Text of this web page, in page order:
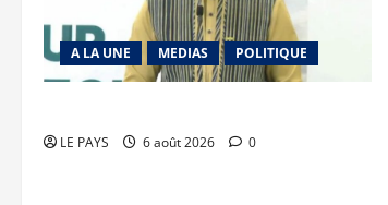
A LA UNE MEDIAS POLITIQUE
LE PAYS 6 août 2026 0